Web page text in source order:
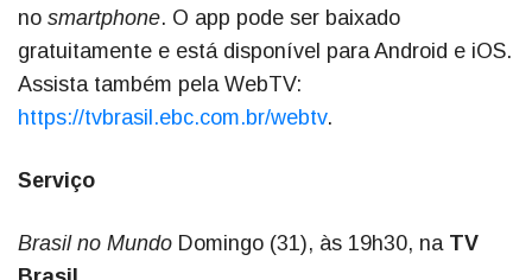
no smartphone. O app pode ser baixado
gratuitamente e está disponível para Android e iOS.
Assista também pela WebTV:
https://tvbrasil.ebc.com.br/webtv.
Serviço
Brasil no Mundo Domingo (31), às 19h30, na TV